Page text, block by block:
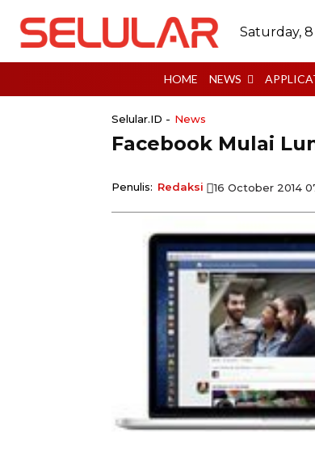
Saturday,
HOME NEWS
Selular.ID - News
Facebook Mulai
Penulis: Redaksi 16 October 2014